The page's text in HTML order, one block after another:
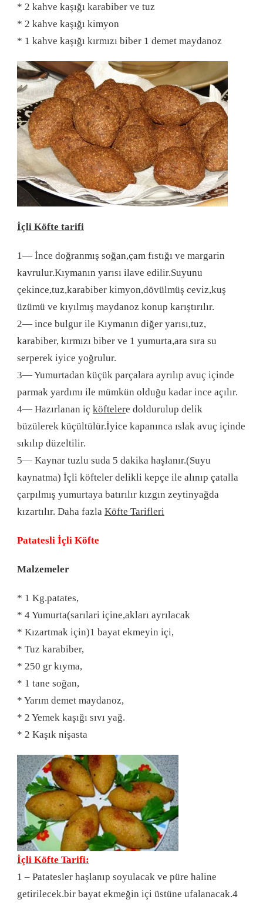
* 2 kahve kaşığı karabiber ve tuz
* 2 kahve kaşığı kimyon
* 1 kahve kaşığı kırmızı biber 1 demet maydanoz
İçli Köfte tarifi
1— İnce doğranmış soğan,çam fıstığı ve margarin
kavrulur.Kıymanın yarısı ilave edilir.Suyunu
çekince,tuz,karabiber kimyon,dövülmüş ceviz,kuş
üzümü ve kıyılmış maydanoz konup karıştırılır.
2— ince bulgur ile Kıymanın diğer yarısı,tuz,
karabiber, kırmızı biber ve 1 yumurta,ara sıra su
serperek iyice yoğrulur.
3— Yumurtadan küçük parçalara ayrılıp avuç içinde
parmak yardımı ile mümkün olduğu kadar ince açılır.
4— Hazırlanan iç köftelere doldurulup delik
büzülerek küçültülür.İyice kapanınca ıslak avuç içinde
sıkılıp düzeltilir.
5— Kaynar tuzlu suda 5 dakika haşlanır.(Suyu
kaynatma) İçli köfteler delikli kepçe ile alınıp çatalla
çarpılmış yumurtaya batırılır kızgın zeytinyağda
kızartılır. Daha fazla Köfte Tarifleri
Patatesli İçli Köfte
Malzemeler
* 1 Kg.patates,
* 4 Yumurta(sarılari içine,akları ayrılacak
* Kızartmak için)1 bayat ekmeyin içi,
* Tuz karabiber,
* 250 gr kıyma,
* 1 tane soğan,
* Yarım demet maydanoz,
* 2 Yemek kaşığı sıvı yağ.
* 2 Kaşık nişasta
İçli Köfte Tarifi:
1 – Patatesler haşlanıp soyulacak ve püre haline
getirilecek.bir bayat ekmeğin içi üstüne ufalanacak.4